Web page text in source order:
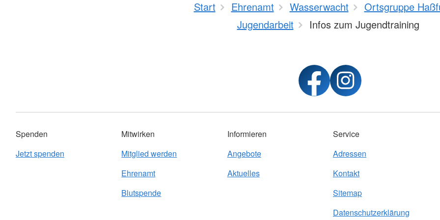
Start Ehrenamt Wasserwacht
Ortsgruppe
Jugendarbeit
Infos zum Jugendtraining
Spenden
Jetzt spenden
Mitwirken
Mitglied werden
Ehrenamt
Blutspende
Informieren
Angebote
Aktuelles
Service
Adressen
Kontakt
Sitemap
Datenschutzerklärung